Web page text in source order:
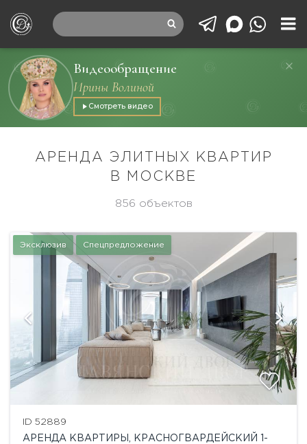
Видеообращение
Ирины Волиной
Смотреть видео
АРЕНДА ЭЛИТНЫХ КВАРТИР
В МОСКВЕ
856 объектов
Эксклюзив Спецпредложение
ID 52889
АРЕНДА КВАРТИРЫ, КРАСНОГВАРДЕЙСКИЙ 1-